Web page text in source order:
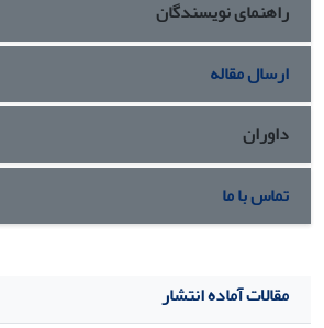
راهنمای نویسندگان
ارسال مقاله
داوران
تماس با ما
مقالات آماده انتشار